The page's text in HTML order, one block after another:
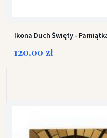
Ikona Duch Święty -
120,00 zł